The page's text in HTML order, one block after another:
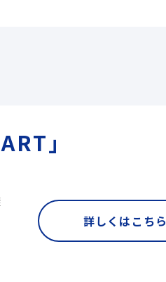
」
詳しくはこちら